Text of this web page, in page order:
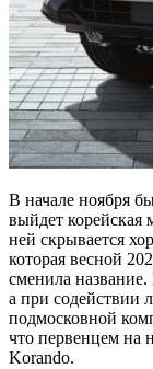
В начале ноября
выйдет
ней скрывается
которая весной
сменила
а при содействии
подмосковной
что первенцем на
Korando.